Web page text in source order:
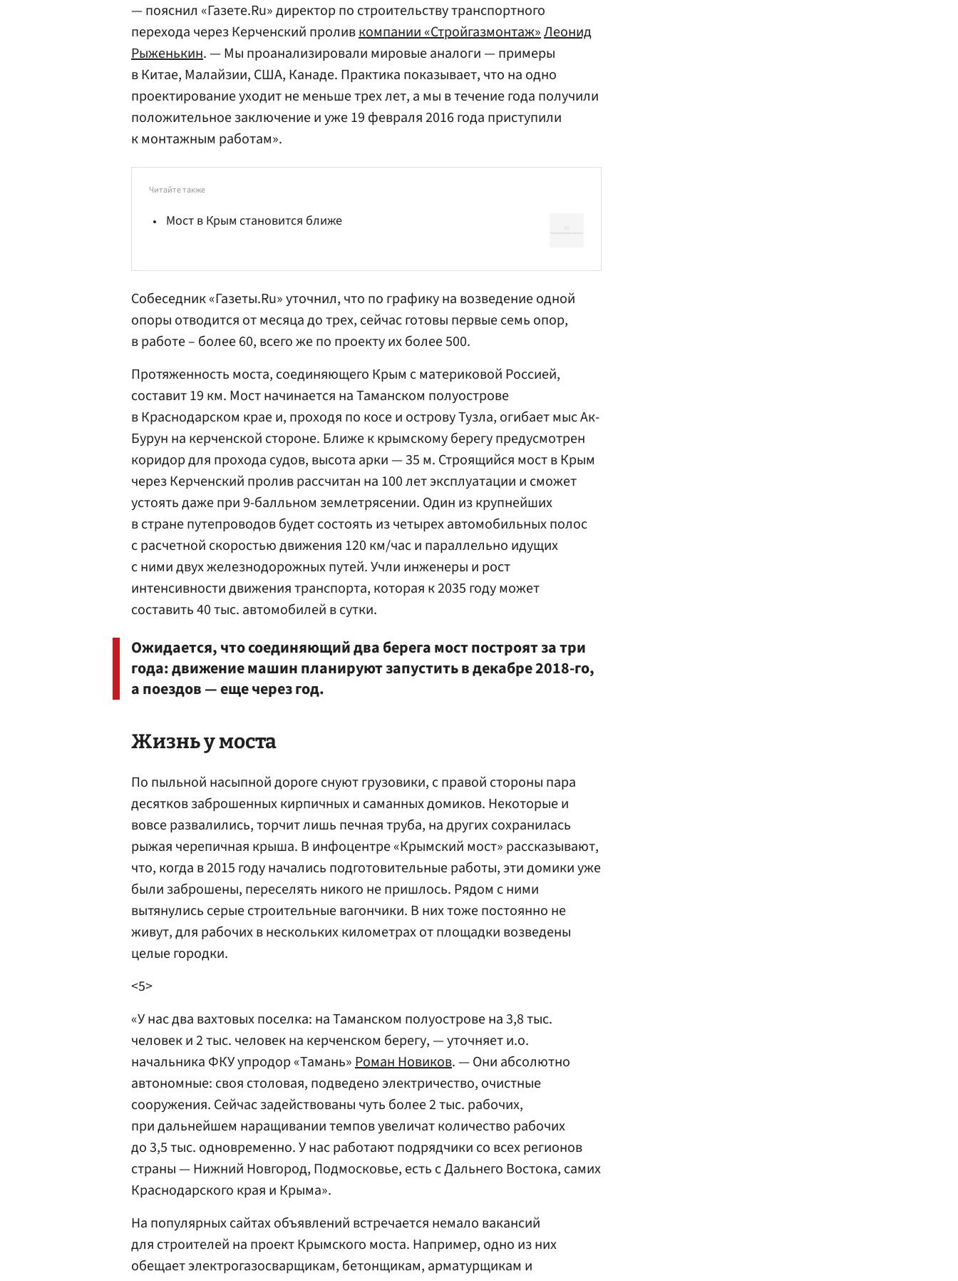
— пояснил «Газете.Ru» директор по строительству транспортного
перехода через Керченский проливкомпании «Стройгазмонтаж»Леонид
Рыженькин. — Мы проанализировали мировые аналоги — примеры
в Китае, Малайзии, США, Канаде. Практика показывает, что на одно
проектирование уходит не меньше трех лет, а мы в течение года получили
положительное заключение и уже 19 февраля 2016 года приступили
к монтажным работам».
Читайте также
Мост в Крым становится ближе
Собеседник «Газеты.Ru» уточнил, что по графику на возведение одной
опоры отводится от месяца до трех, сейчас готовы первые семь опор,
в работе – более 60, всего же по проекту их более 500.
Протяженность моста, соединяющего Крым с материковой Россией,
составит 19 км. Мост начинается на Таманском полуострове
в Краснодарском крае и, проходя по косе и острову Тузла, огибает мыс Ак-
Бурун на керченской стороне. Ближе к крымскому берегу предусмотрен
коридор для прохода судов, высота арки — 35 м. Строящийся мост в Крым
через Керченский пролив рассчитан на 100 лет эксплуатации и сможет
устоять даже при 9-балльном землетрясении. Один из крупнейших
в стране путепроводов будет состоять из четырех автомобильных полос
с расчетной скоростью движения 120 км/час и параллельно идущих
с ними двух железнодорожных путей. Учли инженеры и рост
интенсивности движения транспорта, которая к 2035 году может
составить 40 тыс. автомобилей в сутки.
Ожидается, что соединяющий два берега мост построят за три
года: движение машин планируют запустить в декабре 2018-го,
а поездов — еще через год.
Жизнь у моста
По пыльной насыпной дороге снуют грузовики, с правой стороны пара
десятков заброшенных кирпичных и саманных домиков. Некоторые и
вовсе развалились, торчит лишь печная труба, на других сохранилась
рыжая черепичная крыша. В инфоцентре «Крымский мост» рассказывают,
что, когда в 2015 году начались подготовительные работы, эти домики уже
были заброшены, переселять никого не пришлось. Рядом с ними
вытянулись серые строительные вагончики. В них тоже постоянно не
живут, для рабочих в нескольких километрах от площадки возведены
целые городки.
<5>
«У нас два вахтовых поселка: на Таманском полуострове на 3,8 тыс.
человек и 2 тыс. человек на керченском берегу, — уточняет и.о.
начальника ФКУ упродор «Тамань»Роман Новиков. — Они абсолютно
автономные: своя столовая, подведено электричество, очистные
сооружения. Сейчас задействованы чуть более 2 тыс. рабочих,
при дальнейшем наращивании темпов увеличат количество рабочих
до 3,5 тыс. одновременно. У нас работают подрядчики со всех регионов
страны — Нижний Новгород, Подмосковье, есть с Дальнего Востока, самих
Краснодарского края и Крыма».
На популярных сайтах объявлений встречается немало вакансий
для строителей на проект Крымского моста. Например, одно из них
обещает электрогазосварщикам, бетонщикам, арматурщикам и